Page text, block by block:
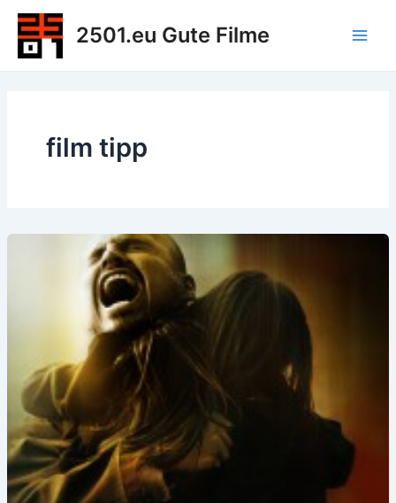
Zum
Inhalt
springen
2501.eu Gute Filme
film tipp